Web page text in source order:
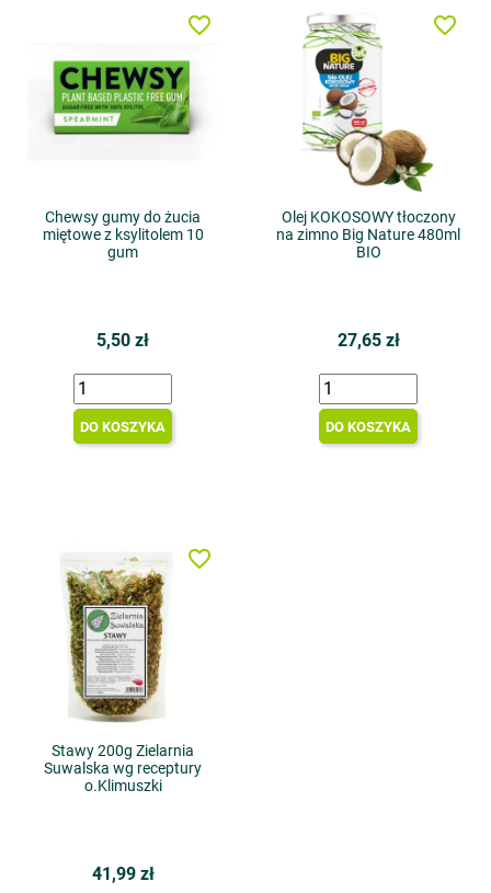
Chewsy gumy do żucia
miętowe z ksylitolem 10
gum
5,50 zł
DO KOSZYKA
favorite_border
Olej KOKOSOWY tłoczony
na zimno Big Nature 480ml
BIO
27,65 zł
DO KOSZYKA
favorite_border
Stawy 200g Zielarnia
Suwalska wg receptury
o.Klimuszki
41,99 zł
favorite_border